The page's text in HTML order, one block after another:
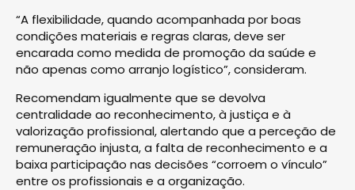
“A flexibilidade, quando acompanhada por boas
condições materiais e regras claras, deve ser
encarada como medida de promoção da saúde e
não apenas como arranjo logístico”, consideram.
Recomendam igualmente que se devolva
centralidade ao reconhecimento, à justiça e à
valorização profissional, alertando que a perceção de
remuneração injusta, a falta de reconhecimento e a
baixa participação nas decisões “corroem o vínculo”
entre os profissionais e a organização.